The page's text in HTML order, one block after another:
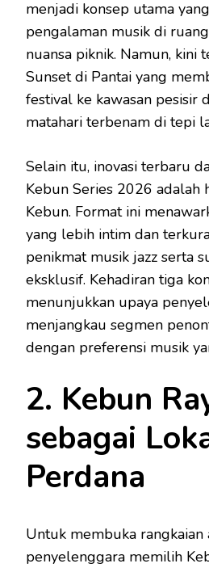
menjadi konsep utama
pengalaman musik di
nuansa piknik. Namun, kini
Sunset di Pantai yang
festival ke kawasan pesisir
matahari terbenam di tepi
Selain itu, inovasi terbaru
Kebun Series 2026 adalah
Kebun. Format ini
yang lebih intim dan
penikmat musik jazz serta
eksklusif. Kehadiran tiga
menunjukkan upaya
menjangkau segmen
dengan preferensi musik
2. Kebun
sebagai
Perdana
Untuk membuka rangkaian
penyelenggara memilih